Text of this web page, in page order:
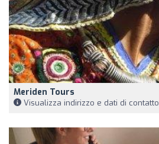
Meriden Tours
Visualizza indirizzo e dati di contatto